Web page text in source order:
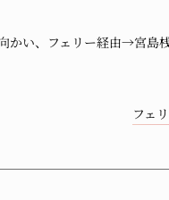
かい、フェリー経由→宮島
フェ